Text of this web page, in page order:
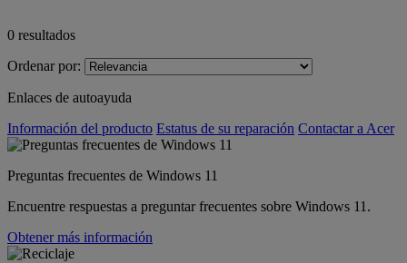
0 resultados
Ordenar por:
Enlaces de autoayuda
Información del producto Estatus de su reparación Contactar a Acer
Preguntas frecuentes de Windows 11
Encuentre respuestas a preguntar frecuentes sobre Windows 11.
Obtener más información